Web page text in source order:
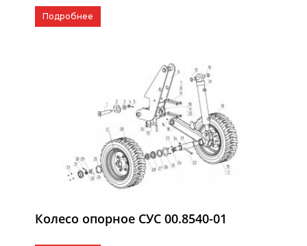
Подробнее
Колесо опорное СУС 00.8540-01